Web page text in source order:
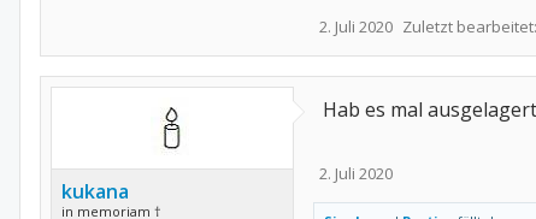
2. Juli 2020 Zuletzt bearbeitet:
kukana
in memoriam †
Hab es mal
2. Juli 2020